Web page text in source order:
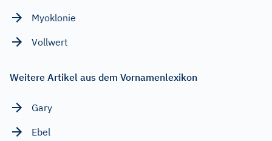
Myoklonie
Vollwert
Weitere Artikel aus dem Vornamenlexikon
Gary
Ebel